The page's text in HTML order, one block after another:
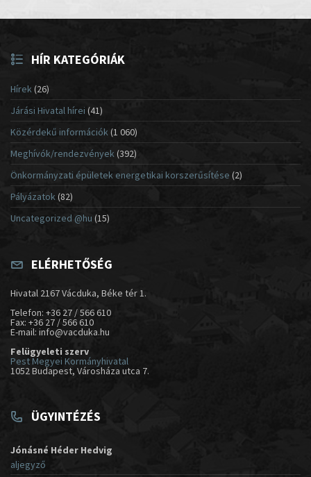
HÍR KATEGÓRIÁK
Hírek(26)
Járási Hivatal hírei (41)
Közérdekű információk(1 060)
Meghívók/rendezvények (392)
Önkormányzati épületek energetikai korszerűsítése (2)
Pályázatok (82)
Uncategorized @hu (15)
ELÉRHETŐSÉG
Hivatal 2167 Vácduka, Béke tér 1.
Telefon: +36 27 / 566 610
Fax: +36 27 / 566 610
E-mail: info@vacduka.hu
Felügyeleti szerv
Pest Megyei Kormányhivatal
1052 Budapest, Városháza utca 7.
ÜGYINTÉZÉS
Jónásné Héder Hedvig
aljegyző